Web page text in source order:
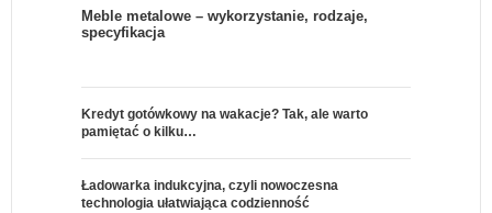
Meble metalowe – wykorzystanie, rodzaje,
specyfikacja
Kredyt gotówkowy na wakacje? Tak, ale warto
pamiętać o kilku…
Ładowarka indukcyjna, czyli nowoczesna
technologia ułatwiająca codzienność